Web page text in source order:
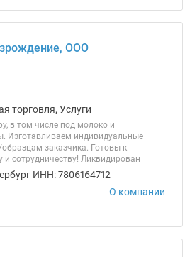
ООО
торговля, Услуги
в том числе под молоко и
Изготавливаем индивидуальные
заказчика. Готовы к
и сотрудничеству! Ликвидирован
ИНН: 7806164712
О компании